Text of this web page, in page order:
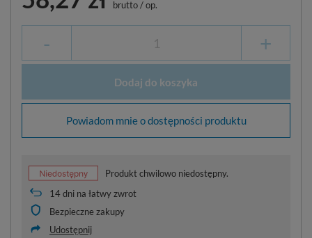
brutto/op.
- +
Dodaj do koszyka
Powiadom mnie o dostępności produktu
Produkt chwilowo niedostępny.
14dni na łatwy zwrot
Bezpieczne zakupy
Udostępnij